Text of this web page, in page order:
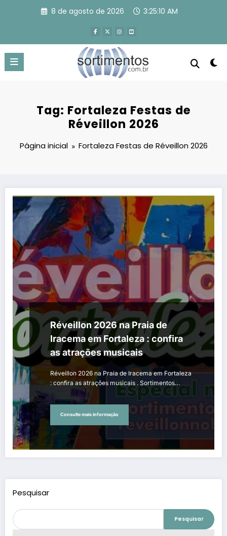
8 de agosto de 2026 3:25:11 AM
Tag: Fortaleza Festas de
Réveillon 2026
Página inicial Fortaleza Festas de Réveillon 2026
Réveillon 2026 na Praia de
Iracema em Fortaleza : confira
as atrações musicais
Réveillon 2026 na Praia de Iracema em Fortaleza
: confira as atrações musicais . Sortimentos…
Consulte mais informação
Pesquisar
Pesquisar